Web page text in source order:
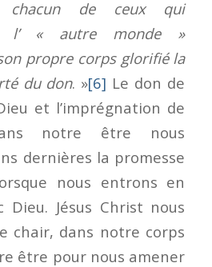
chacun de ceux qui
l’ « autre monde »
propre corps glorifié la
du don. »[6] Le don de
et l’imprégnation de
notre être nous
dernières la promesse
nous entrons en
Dieu. Jésus Christ nous
chair, dans notre corps
être pour nous amener